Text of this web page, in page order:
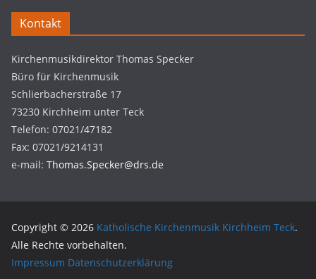
Kontakt
Kirchenmusikdirektor Thomas Specker
Büro für Kirchenmusik
Schlierbacherstraße 17
73230 Kirchheim unter Teck
Telefon: 07021/47182
Fax: 07021/9214131
e-mail: Thomas.Specker@drs.de
Copyright © 2026 Katholische Kirchenmusik Kirchheim Teck.
Alle Rechte vorbehalten.
Impressum Datenschutzerklärung